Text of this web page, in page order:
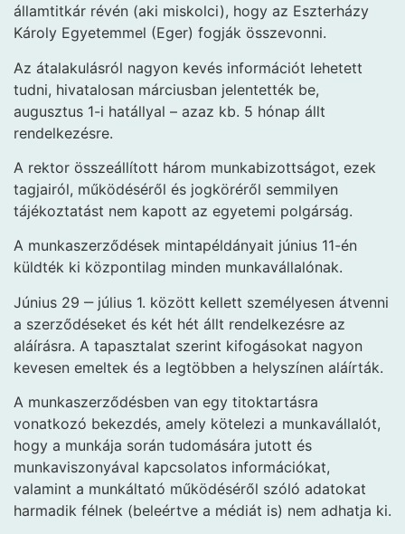
államtitkár révén (aki miskolci), hogy az Eszterházy
Károly Egyetemmel (Eger) fogják összevonni.
Az átalakulásról nagyon kevés információt lehetett
tudni, hivatalosan márciusban jelentették be,
augusztus 1-i hatállyal – azaz kb. 5 hónap állt
rendelkezésre.
A rektor összeállított három munkabizottságot, ezek
tagjairól, működéséről és jogköréről semmilyen
tájékoztatást nem kapott az egyetemi polgárság.
A munkaszerződések mintapéldányait június 11-én
küldték ki központilag minden munkavállalónak.
Június 29 ‒ július 1. között kellett személyesen átvenni
a szerződéseket és két hét állt rendelkezésre az
aláírásra. A tapasztalat szerint kifogásokat nagyon
kevesen emeltek és a legtöbben a helyszínen aláírták.
A munkaszerződésben van egy titoktartásra
vonatkozó bekezdés, amely kötelezi a munkavállalót,
hogy a munkája során tudomására jutott és
munkaviszonyával kapcsolatos információkat,
valamint a munkáltató működéséről szóló adatokat
harmadik félnek (beleértve a médiát is) nem adhatja ki.